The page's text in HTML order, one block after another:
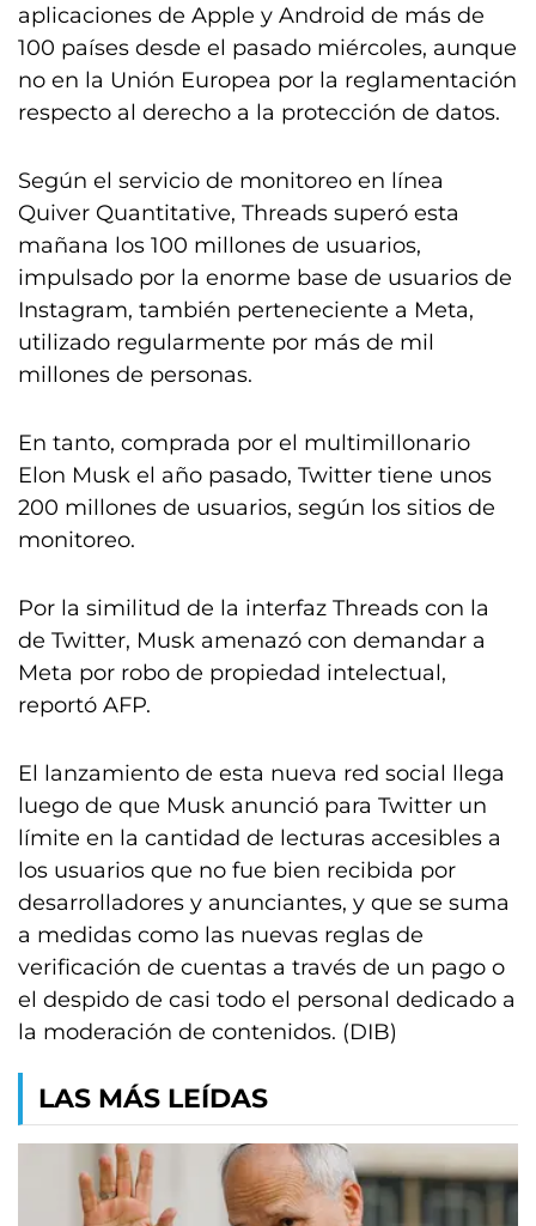
aplicaciones de Apple y Android de más de
100 países desde el pasado miércoles, aunque
no en la Unión Europea por la reglamentación
respecto al derecho a la protección de datos.
Según el servicio de monitoreo en línea
Quiver Quantitative, Threads superó esta
mañana los 100 millones de usuarios,
impulsado por la enorme base de usuarios de
Instagram, también perteneciente a Meta,
utilizado regularmente por más de mil
millones de personas.
En tanto, comprada por el multimillonario
Elon Musk el año pasado, Twitter tiene unos
200 millones de usuarios, según los sitios de
monitoreo.
Por la similitud de la interfaz Threads con la
de Twitter, Musk amenazó con demandar a
Meta por robo de propiedad intelectual,
reportó AFP.
El lanzamiento de esta nueva red social llega
luego de que Musk anunció para Twitter un
límite en la cantidad de lecturas accesibles a
los usuarios que no fue bien recibida por
desarrolladores y anunciantes, y que se suma
a medidas como las nuevas reglas de
verificación de cuentas a través de un pago o
el despido de casi todo el personal dedicado a
la moderación de contenidos. (DIB)
LAS MÁS LEÍDAS